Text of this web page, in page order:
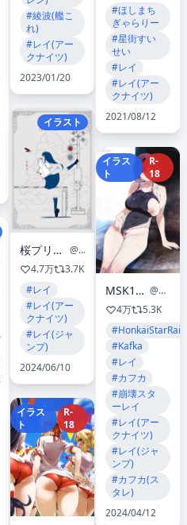
#綾波(艦こ
れ)
#レイ(アー
クナイツ)
2023/01/20
イラスト
桜プリン🐾書籍発売中！
@kuiruri
4.7万
3.7K
#レイ
#レイ(アー
クナイツ)
#レイ(ジャ
ンプ)
2024/06/10
イラス
ト
R-
18
#ほしまち
ぎゃらりー
#星街すい
せい
#レイ
#レイ(アー
クナイツ)
2021/08/12
イラス
ト
R-
18
MSK12003@水曜日 東Ｂ05ab
@misaka12003
4万
5.3K
#HonkaiStarRail
#Kafka
#レイ
#カフカ
#崩壊スタ
ーレイ
#レイ(アー
クナイツ)
#レイ(ジャ
ンプ)
#カフカ(ス
タレ)
2024/04/12